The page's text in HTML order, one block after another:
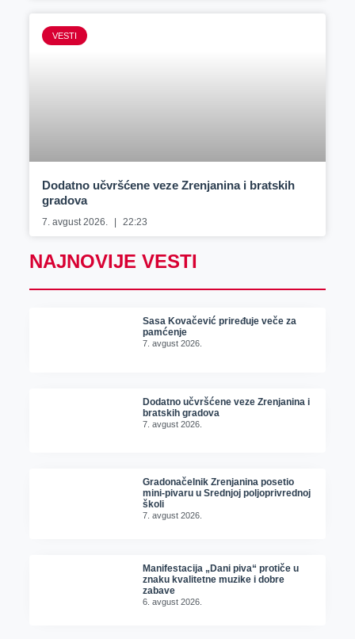
VESTI
Dodatno učvršćene veze Zrenjanina i bratskih
gradova
7. avgust 2026. 22:23
NAJNOVIJE VESTI
Sasa Kovačević priređuje veče za
pamćenje
7. avgust 2026.
Dodatno učvršćene veze Zrenjanina i
bratskih gradova
7. avgust 2026.
Gradonačelnik Zrenjanina posetio
mini-pivaru u Srednjoj poljoprivrednoj
školi
7. avgust 2026.
Manifestacija „Dani piva“ protiče u
znaku kvalitetne muzike i dobre
zabave
6. avgust 2026.